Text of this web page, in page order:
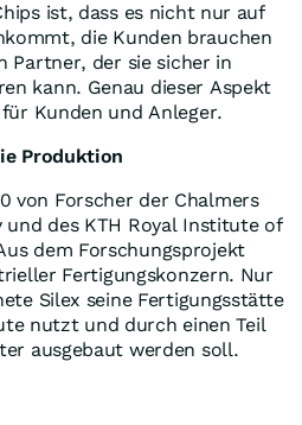
ist, dass es nicht nur auf
die Kunden brauchen
Partner, der sie sicher in
kann. Genau dieser Aspekt
Kunden und Anleger.
Produktion
von Forscher der Chalmers
und des KTH Royal Institute of
dem Forschungsprojekt
Fertigungskonzern. Nur
Silex seine Fertigungsstätte
nutzt und durch einen Teil
ausgebaut werden soll.